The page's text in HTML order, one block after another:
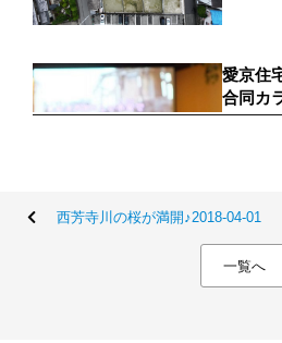
西芳寺川の桜が満開♪2018-04-01
一覧へ